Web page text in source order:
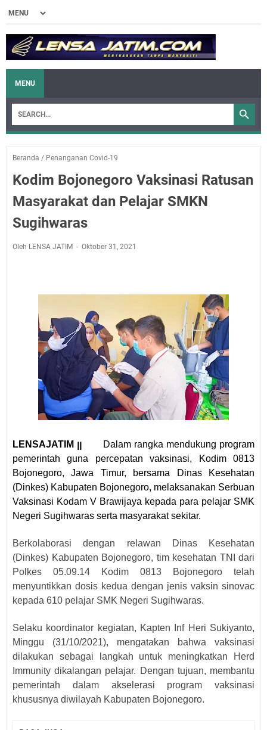
MENU
Beranda / Penanganan Covid-19
Kodim Bojonegoro Vaksinasi Ratusan
Masyarakat dan Pelajar SMKN
Sugihwaras
Oleh LENSA JATIM Oktober 31, 2021
LENSAJATIM ꞁꞁ
Dalam rangka mendukung program
pemerintah guna percepatan vaksinasi, Kodim 0813
Bojonegoro, Jawa Timur, bersama Dinas Kesehatan
(Dinkes) Kabupaten Bojonegoro, melaksanakan Serbuan
Vaksinasi Kodam V Brawijaya kepada para pelajar SMK
Negeri Sugihwaras serta masyarakat sekitar.
Berkolaborasi dengan relawan Dinas Kesehatan
(Dinkes) Kabupaten Bojonegoro, tim kesehatan TNI dari
Polkes 05.09.14 Kodim 0813 Bojonegoro telah
menyuntikkan dosis kedua dengan jenis vaksin sinovac
kepada 610 pelajar SMK Negeri Sugihwaras.
Selaku koordinator kegiatan, Kapten Inf Heri Sukiyanto,
Minggu (31/10/2021), mengatakan bahwa vaksinasi
dilakukan sebagai langkah untuk meningkatkan Herd
Immunity dikalangan pelajar. Dengan tujuan, membantu
pemerintah dalam akselerasi program vaksinasi
khususnya diwilayah Kabupaten Bojonegoro.